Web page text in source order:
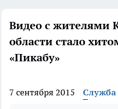
Видео с жителями
области стало
«Пикабу»
7 сентября 2015 Служба